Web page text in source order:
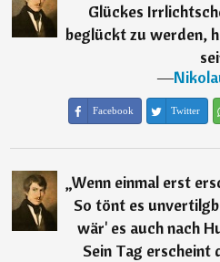
Glückes
beglückt zu werden,
―
Facebook Twitter
„Wenn einmal erst
So tönt es
wär' es auch nach
Sein Tag erscheint